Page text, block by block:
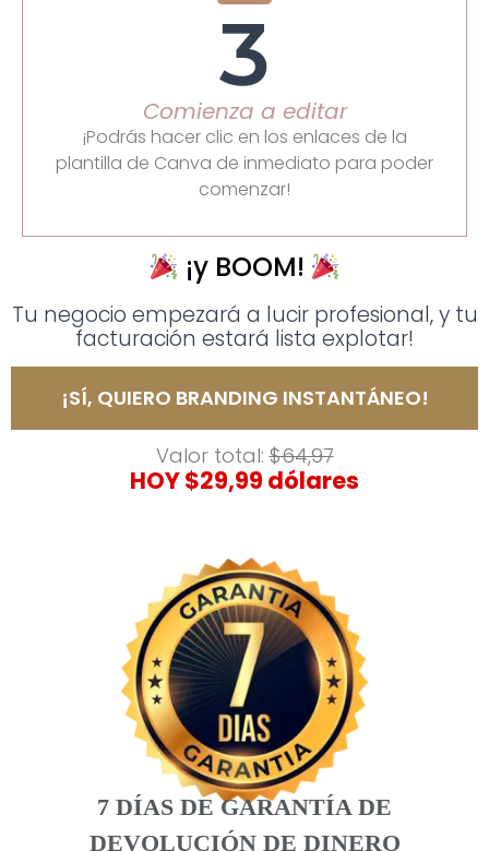
3
Comienza a editar
¡Podrás hacer clic en los enlaces de la
plantilla de Canva de inmediato para poder
comenzar!
¡y BOOM!
Tu negocio empezará a lucir profesional, y tu
facturación estará lista explotar!
¡SÍ, QUIERO BRANDING INSTANTÁNEO!
Valor total:$64,97
HOY $29,99 dólares
7 DÍAS DE GARANTÍA DE
DEVOLUCIÓN DE DINERO